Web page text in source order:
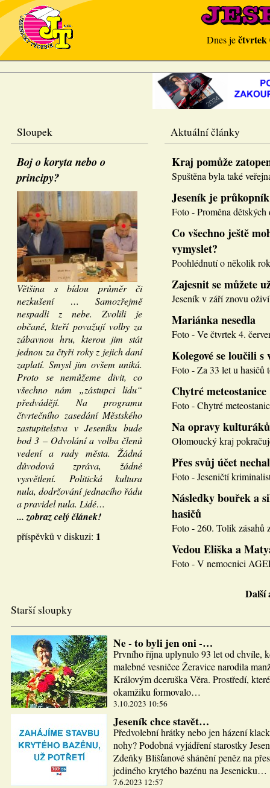
Dnes ječtvrtek
Sloupek
Boj o koryta nebo o
principy?
Většina s bídou průměr či
nezkušení … Samozřejmě
nespadli z nebe. Zvolili je
občané, kteří považují volby za
zábavnou hru, kterou jim stát
jednou za čtyři roky z jejich daní
zaplatí. Smysl jim ovšem uniká.
Proto se nemůžeme divit, co
všechno nám „zástupci lidu“
předvádějí. Na programu
čtvrtečního zasedání Městského
zastupitelstva v Jeseníku bude
bod 3 – Odvolání a volba členů
vedení a rady města. Žádná
důvodová zpráva, žádné
vysvětlení. Politická kultura
nula, dodržování jednacího řádu
a pravidel nula. Lidé…
... zobraz celý článek!
příspěvků v diskuzi: 1
Aktuální články
Kraj pomůže
Spuštěna byla také
Jeseník je průkopník
Foto - Proměna
Co všechno ještě
vymyslet?
Poohlédnutí o několik
Zajesnit se můžete
Jeseník v září znovu
Mariánka nesedla
Foto - Ve čtvrtek 4.
Kolegové se loučili s
Foto - Za 33 let u hasičů
Chytré meteostanice
Foto - Chytré
Na opravy
Olomoucký kraj
Přes svůj účet
Foto - Jeseničtí
Následky bouřek a
hasičů
Foto - 260. Tolik zásahů
Vedou Eliška a
Foto - V nemocnici
Starší sloupky
Ne - to byli jen oni -…
Prvního října uplynulo 93 let od chvíle,
malebné vesničce Žeravice narodila
Královým dceruška Věra. Prostředí,
okamžiku formovalo…
3.10.2023 10:56
Jeseník chce stavět…
Předvolební hrátky nebo jen házení
nohy? Podobná vyjádření starostky
Zdeňky Blišťanové shánění peněz na
jediného krytého bazénu na Jesenicku…
7.6.2023 12:57